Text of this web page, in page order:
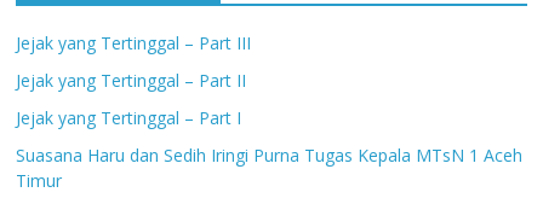
Jejak yang Tertinggal – Part III
Jejak yang Tertinggal – Part II
Jejak yang Tertinggal – Part I
Suasana Haru dan Sedih Iringi Purna Tugas Kepala MTsN 1 Aceh
Timur